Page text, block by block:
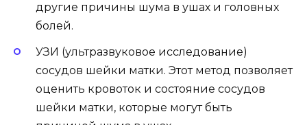
другие причины шума в ушах и головных
болей.
УЗИ (ультразвуковое исследование)
сосудов шейки матки. Этот метод позволяет
оценить кровоток и состояние сосудов
шейки матки, которые могут быть